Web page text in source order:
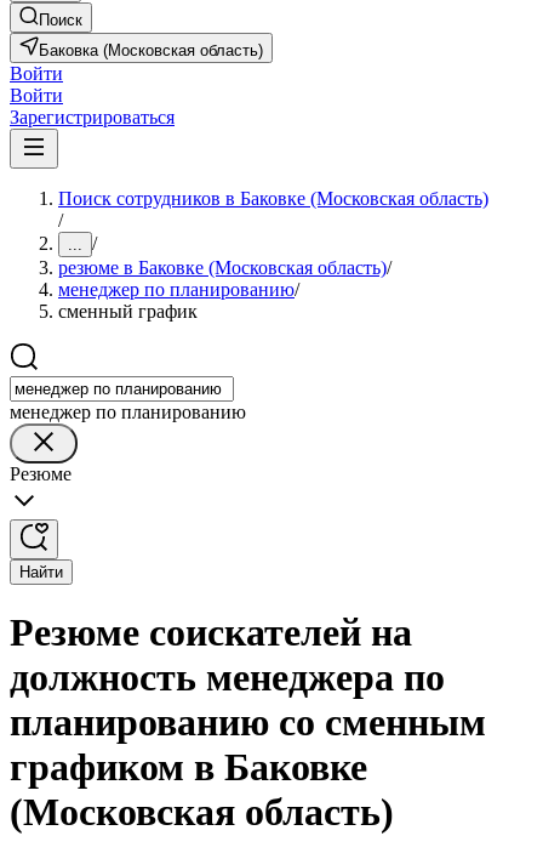
Поиск
Баковка (Московская область)
Войти
Войти
Зарегистрироваться
Поиск сотрудников в Баковке (Московская область)
/
... /
резюме в Баковке (Московская область)/
менеджер по планированию/
сменный график
менеджер по планированию
Резюме
Найти
Резюме соискателей на
должность менеджера по
планированию со сменным
графиком в Баковке
(Московская область)